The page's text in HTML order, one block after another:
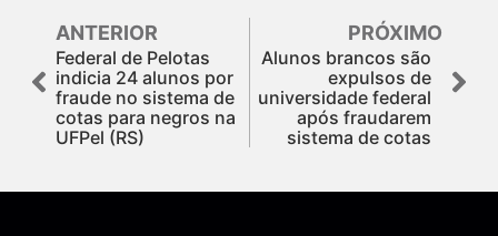
ANTERIOR
Federal de Pelotas
indicia 24 alunos por
fraude no sistema de
cotas para negros na
UFPel (RS)
PRÓXIMO
Alunos brancos são
expulsos de
universidade federal
após fraudarem
sistema de cotas